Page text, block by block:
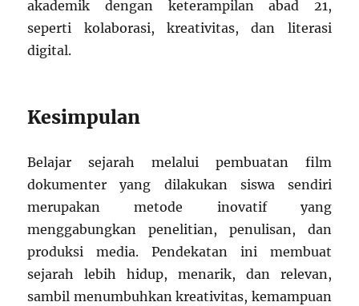
akademik dengan keterampilan abad 21,
seperti kolaborasi, kreativitas, dan literasi
digital.
Kesimpulan
Belajar sejarah melalui pembuatan film
dokumenter yang dilakukan siswa sendiri
merupakan metode inovatif yang
menggabungkan penelitian, penulisan, dan
produksi media. Pendekatan ini membuat
sejarah lebih hidup, menarik, dan relevan,
sambil menumbuhkan kreativitas, kemampuan